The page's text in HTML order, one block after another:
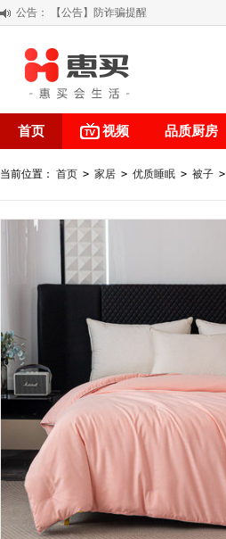
公告：
【积分调整公告】
关于假冒我公司“惠买小程序“的声明
【公告】防诈骗提醒
首页 视频 品质厨房
当前位置： 首页 > 家居 > 优质睡眠 > 被子 >